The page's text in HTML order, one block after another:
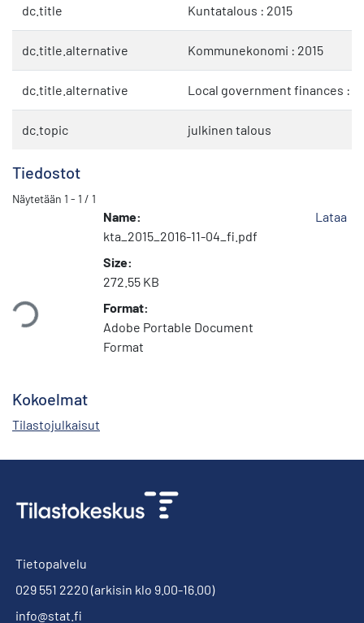
dc.title Kuntatalous : 2015
dc.title.alternative Kommunekonomi : 2015
dc.title.alternative Local government finances :
dc.topic julkinen talous
Tiedostot
Näytetään 1 - 1 / 1
Name:
kta_2015_2016-11-04_fi.pdf
Size:
272.55 KB
Format:
Adobe Portable Document
Format
Lataa
Kokoelmat
Tilastojulkaisut
Tietopalvelu
029 551 2220 (arkisin klo 9.00-16.00)
info@stat.fi